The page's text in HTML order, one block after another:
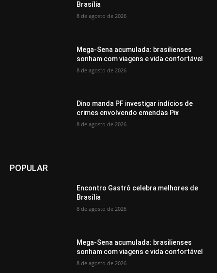
Brasília
8 de agosto de 2026
Mega-Sena acumulada: brasilienses
sonham com viagens e vida confortável
8 de agosto de 2026
Dino manda PF investigar indícios de
crimes envolvendo emendas Pix
8 de agosto de 2026
POPULAR
Encontro Gastrô celebra melhores de
Brasília
8 de agosto de 2026
Mega-Sena acumulada: brasilienses
sonham com viagens e vida confortável
8 de agosto de 2026